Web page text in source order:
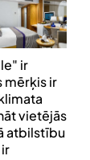
ir
mērķis ir
vietējās
atbilstību